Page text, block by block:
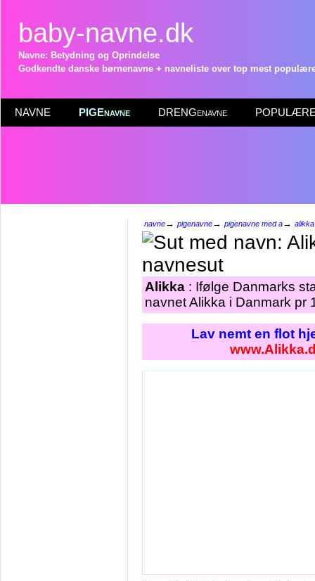
baby-navne.dk
Navne: Betydning og Oprindelse
Godkendte danske børnenavne + navneliste over top mest
NAVNE PIGEnavne DRENGenavne POPULÆRE
navne→ pigenavne→ pigenavne med a→ alikka
Alikka : Ifølge Danmarks
navnet Alikka i Danmark pr
Lav nemt en flot